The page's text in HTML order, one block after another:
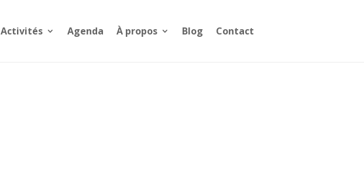
Activités Agenda À propos Blog Contact